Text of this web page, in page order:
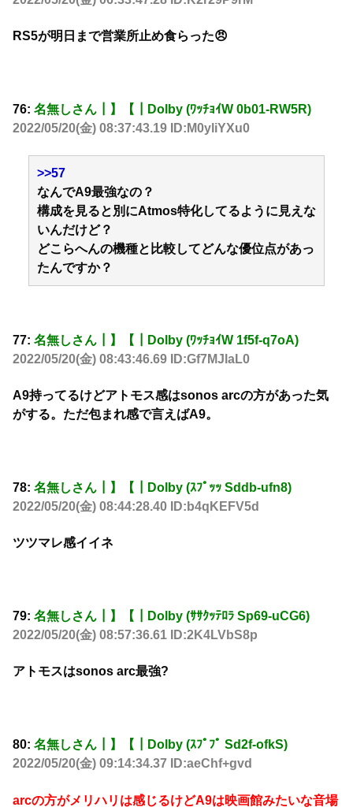
RS5が明日まで営業所止め食らった😠
76: 名無しさん┃】【┃Dolby (ﾜｯﾁｮｲW 0b01-RW5R)
2022/05/20(金) 08:37:43.19 ID:M0yliYXu0
>>57
なんでA9最強なの？
構成を見ると別にAtmos特化してるように見えな
いんだけど？
どこらへんの機種と比較してどんな優位点があっ
たんですか？
77: 名無しさん┃】【┃Dolby (ﾜｯﾁｮｲW 1f5f-q7oA)
2022/05/20(金) 08:43:46.69 ID:Gf7MJlaL0
A9持ってるけどアトモス感はsonos arcの方があった気
がする。ただ包まれ感で言えばA9。
78: 名無しさん┃】【┃Dolby (ｽﾌﾟｯｯ Sddb-ufn8)
2022/05/20(金) 08:44:28.40 ID:b4qKEFV5d
ツツマレ感イイネ
79: 名無しさん┃】【┃Dolby (ｻｻｸｯﾃﾛﾗ Sp69-uCG6)
2022/05/20(金) 08:57:36.61 ID:2K4LVbS8p
アトモスはsonos arc最強?
80: 名無しさん┃】【┃Dolby (ｽﾌﾟﾌﾟ Sd2f-ofkS)
2022/05/20(金) 09:14:34.37 ID:aeChf+gvd
arcの方がメリハリは感じるけどA9は映画館みたいな音場